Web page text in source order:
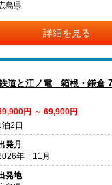
島県
詳細を見る
道と江ノ電 箱根・鎌倉
円 ～ 69,900円
泊2日
発月
年 11月
発地